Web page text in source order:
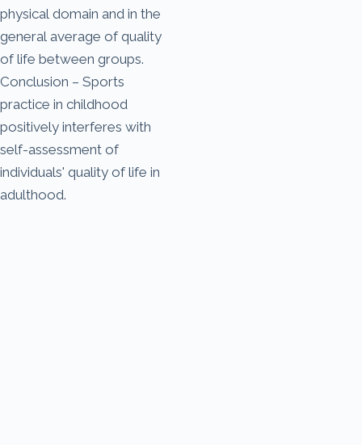
physical domain and in the
general average of quality
of life between groups.
Conclusion – Sports
practice in childhood
positively interferes with
self-assessment of
individuals' quality of life in
adulthood.